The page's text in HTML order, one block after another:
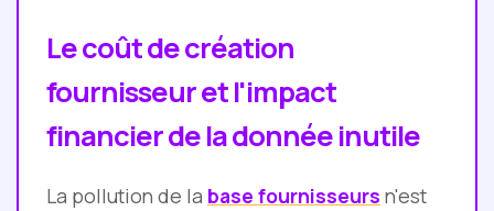
Le coût de création
fournisseur et l'impact
financier de la donnée inutile
La pollution de la base fournisseurs n'est